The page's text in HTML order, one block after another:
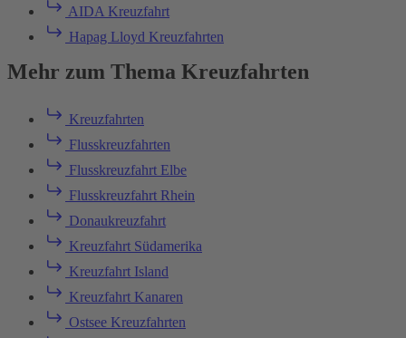
AIDA Kreuzfahrt
Hapag Lloyd Kreuzfahrten
Mehr zum Thema Kreuzfahrten
Kreuzfahrten
Flusskreuzfahrten
Flusskreuzfahrt Elbe
Flusskreuzfahrt Rhein
Donaukreuzfahrt
Kreuzfahrt Südamerika
Kreuzfahrt Island
Kreuzfahrt Kanaren
Ostsee Kreuzfahrten